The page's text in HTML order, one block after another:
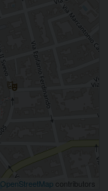
OpenStreetMap contributors